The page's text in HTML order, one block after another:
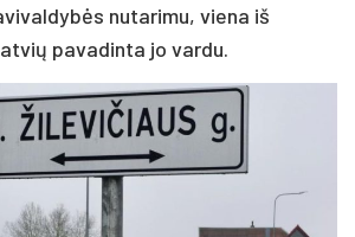
nutarimu, viena iš
pavadinta jo vardu.